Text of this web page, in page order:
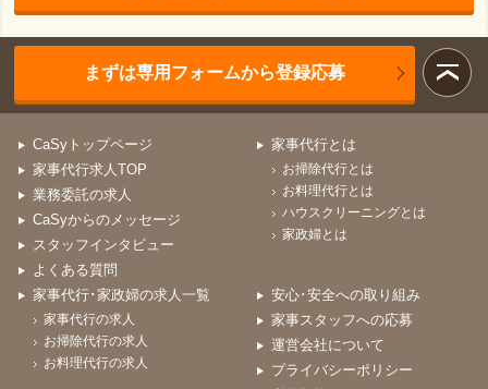
まずは専用フォームから登録応募
CaSyトップページ
家事代行求人TOP
業務委託の求人
CaSyからのメッセージ
スタッフインタビュー
よくある質問
家事代行とは
お掃除代行とは
お料理代行とは
ハウスクリーニングとは
家政婦とは
家事代行･家政婦の求人一覧
家事代行の求人
お掃除代行の求人
お料理代行の求人
安心･安全への取り組み
家事スタッフへの応募
運営会社について
プライバシーポリシー